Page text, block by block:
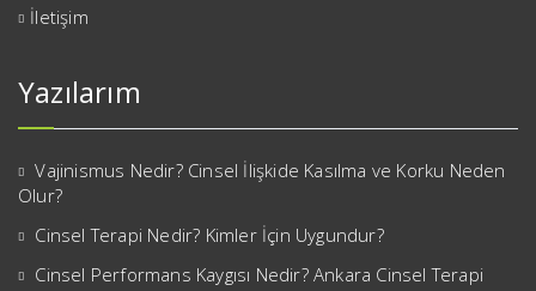
İletişim
Yazılarım
Vajinismus Nedir? Cinsel İlişkide Kasılma ve Korku Neden
Olur?
Cinsel Terapi Nedir? Kimler İçin Uygundur?
Cinsel Performans Kaygısı Nedir? Ankara Cinsel Terapi